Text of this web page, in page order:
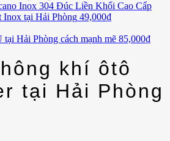
Inox 304 Đúc Liền Khối Cao Cấp
tại Hải Phòng 49,000₫
Hải Phòng cách mạnh mẽ 85,000₫
khí ôtô
tại Hải Phòng